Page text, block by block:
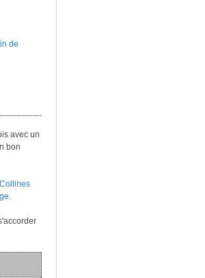
de
avec un
bon
Collines
.